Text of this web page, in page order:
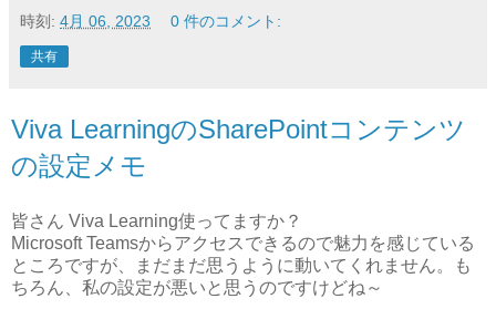
時刻: 4月 06, 2023 0 件のコメント:
共有
Viva LearningのSharePointコンテンツ
の設定メモ
皆さん Viva Learning使ってますか？
Microsoft Teamsからアクセスできるので魅力を感じている
ところですが、まだまだ思うように動いてくれません。も
ちろん、私の設定が悪いと思うのですけどね～